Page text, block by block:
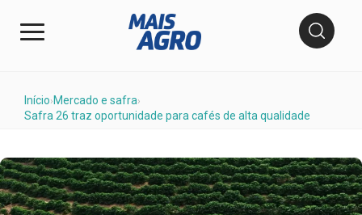
Início› Mercado e safra›
Safra 26 traz oportunidade para cafés de alta qualidade